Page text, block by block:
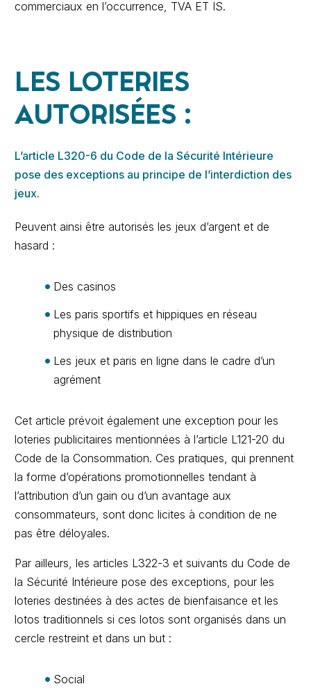
commerciaux en l’occurrence, TVA ET IS.
LES LOTERIES
AUTORISÉES :
L’article L320-6 du Code de la Sécurité Intérieure
pose des exceptions au principe de l’interdiction des
jeux.
Peuvent ainsi être autorisés les jeux d’argent et de
hasard :
Des casinos
Les paris sportifs et hippiques en réseau
physique de distribution
Les jeux et paris en ligne dans le cadre d’un
agrément
Cet article prévoit également une exception pour les
loteries publicitaires mentionnées à l’article L121-20 du
Code de la Consommation. Ces pratiques, qui prennent
la forme d’opérations promotionnelles tendant à
l’attribution d’un gain ou d’un avantage aux
consommateurs, sont donc licites à condition de ne
pas être déloyales.
Par ailleurs, les articles L322-3 et suivants du Code de
la Sécurité Intérieure pose des exceptions, pour les
loteries destinées à des actes de bienfaisance et les
lotos traditionnels si ces lotos sont organisés dans un
cercle restreint et dans un but :
Social